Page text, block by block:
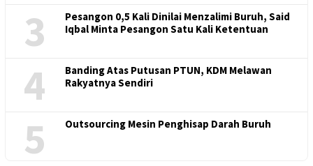
3
Pesangon 0,5 Kali Dinilai Menzalimi Buruh, Said
Iqbal Minta Pesangon Satu Kali Ketentuan
4
Banding Atas Putusan PTUN, KDM Melawan
Rakyatnya Sendiri
5 Outsourcing Mesin Penghisap Darah Buruh